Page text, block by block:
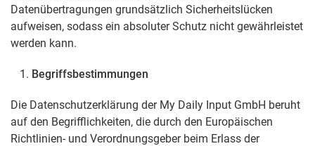
Datenübertragungen grundsätzlich Sicherheitslücken
aufweisen, sodass ein absoluter Schutz nicht gewährleistet
werden kann.
Begriffsbestimmungen
Die Datenschutzerklärung der My Daily Input GmbH beruht
auf den Begrifflichkeiten, die durch den Europäischen
Richtlinien- und Verordnungsgeber beim Erlass der